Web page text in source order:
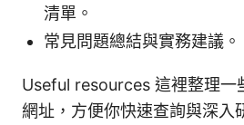
清單。
常見問題總結與實務建議。
Useful resources 這裡整理一
網址，方便你快速查詢與深入